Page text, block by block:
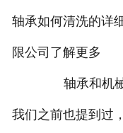
轴承如何清洗的详
限公司了解更多
轴承和机械
我们之前也提到过